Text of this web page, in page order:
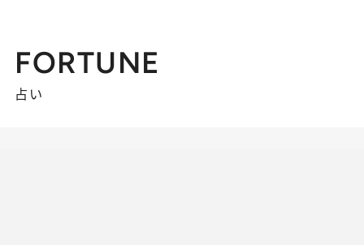
FORTUNE
占い